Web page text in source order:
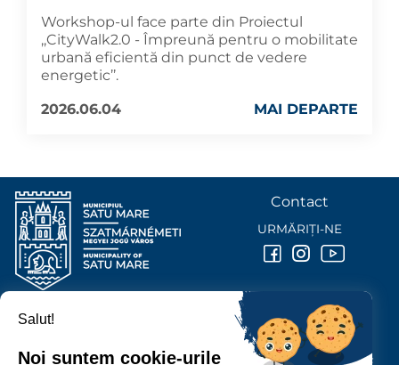
Workshop-ul face parte din Proiectul
,,CityWalk2.0 - Împreună pentru o mobilitate
urbană eficientă din punct de vedere
energetic’’.
2026.06.04
MAI DEPARTE
PRIMĂRIA MUNICIPIULUI
Contact
URMĂRIȚI-NE
Salut!
Noi suntem cookie-urile